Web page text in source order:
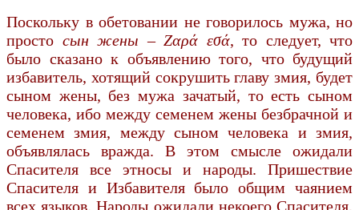
Поскольку в обетовании не говорилось мужа, но
просто сын жены – Ζαρά εσά, то следует, что
было сказано к объявлению того, что будущий
избавитель, хотящий сокрушить главу змия, будет
сыном жены, без мужа зачатый, то есть сыном
человека, ибо между семенем жены безбрачной и
семенем змия, между сыном человека и змия,
объявля­лась вражда. В этом смысле ожи­дали
Спасителя все этносы и народы. Пришествие
Спасителя и Избавителя было общим чаянием
всех языков. Народы ожидали некоего Спасителя,